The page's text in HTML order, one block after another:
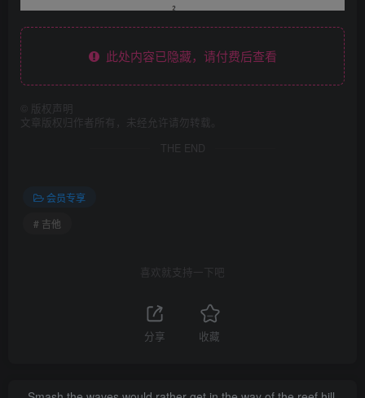
此处内容已隐藏，请付费后查看
版权声明
文章版权归作者所有，未经允许请勿转载。
THE END
会员专享
# 吉他
喜欢就支持一下吧
分享 收藏